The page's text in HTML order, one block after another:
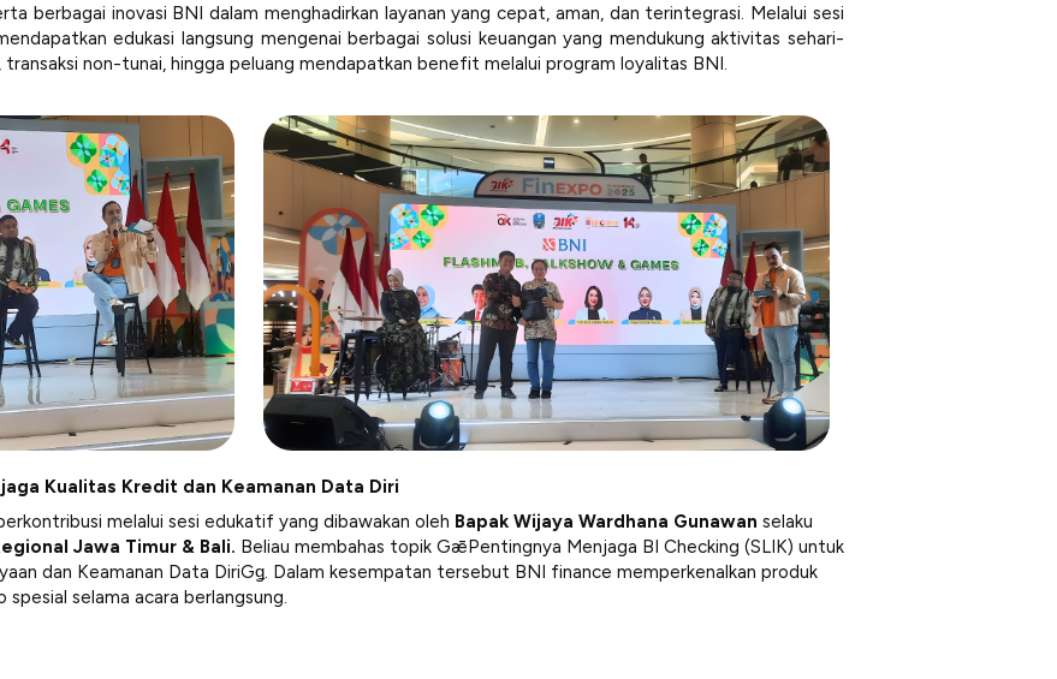
berbagai inovasi BNI dalam menghadirkan layanan yang cepat, aman, dan terintegrasi. Melalui sesi
edukasi langsung mengenai berbagai solusi keuangan yang mendukung aktivitas sehari-
transaksi non-tunai, hingga peluang mendapatkan benefit melalui program loyalitas BNI.
Kualitas Kredit dan Keamanan Data Diri
melalui sesi edukatif yang dibawakan oleh Bapak Wijaya Wardhana Gunawan selaku
Jawa Timur & Bali. Beliau membahas topik GǣPentingnya Menjaga BI Checking (SLIK) untuk
dan Keamanan Data DiriGǥ. Dalam kesempatan tersebut BNI finance memperkenalkan produk
selama acara berlangsung.